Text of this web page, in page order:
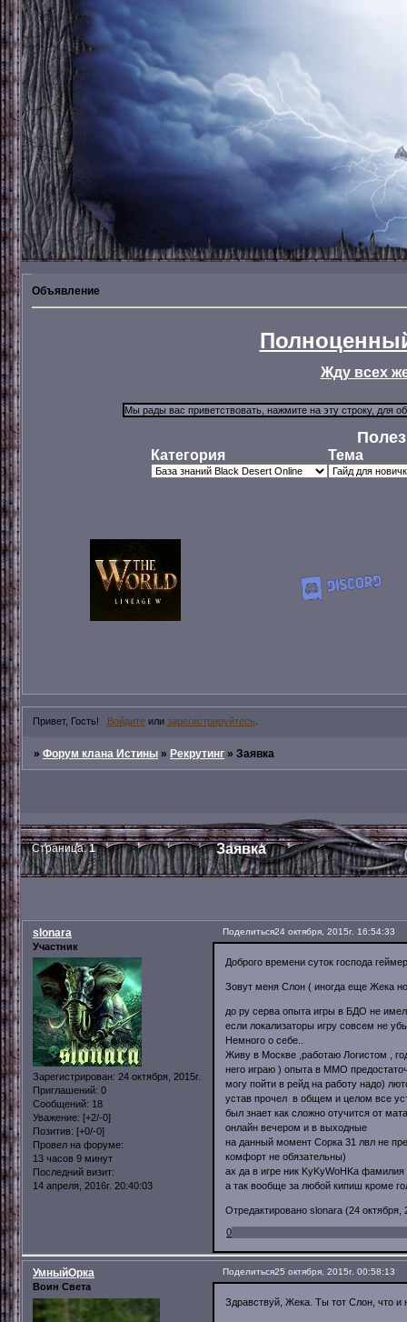
Объявление
Жду всех
Категория Тема
Привет, Гость! Войдитеили зарегистрируйтесь
»Форум клана Истины »Рекрутинг »Заявка
Заявка
Страница:1
Поделиться24 октября, 2015г. 16:54:33
slonara
Участник
Зарегистрирован: 24 октября, 2015г.
Приглашений: 0
Сообщений: 18
Уважение: [+2/-0]
Позитив: [+0/-0]
Провел на форуме:
13 часов 9 минут
Последний визит:
14 апреля, 2016г. 20:40:03
Доброго времени суток господа
Зовут меня Слон ( иногда еще Жека
до ру серва опыта игры в БДО не
если локализаторы игру совсем не
Немного о себе..
Живу в Москве ,работаю Логистом ,
него играю ) опыта в ММО
могу пойти в рейд на работу надо)
устав прочел в общем и целом все
был знает как сложно отучится от
онлайн вечером и в выходные
на данный момент Сорка 31 лвл не
комфорт не обязательны)
ах да в игре ник KyKyWoHKa фамилия
а так вообще за любой кипиш кроме
Отредактировано slonara (24 октября,
0
Поделиться25 октября, 2015г. 00:58:13
УмныйОрка
Воин Света
Здравствуй, Жека. Ты тот Слон, что